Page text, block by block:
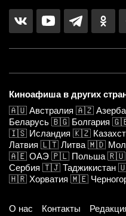
Киноафиша в других
🇦🇺 Австралия 🇦🇿
Беларусь 🇧🇬 Болгария
🇮🇸 Исландия 🇰🇿
Латвия 🇱🇹 Литва 🇲🇩
🇦🇪 ОАЭ 🇵🇱 Польша 🇷🇺
Сербия 🇹🇯 Таджикистан
🇭🇷 Хорватия 🇲🇪
О нас Контакты